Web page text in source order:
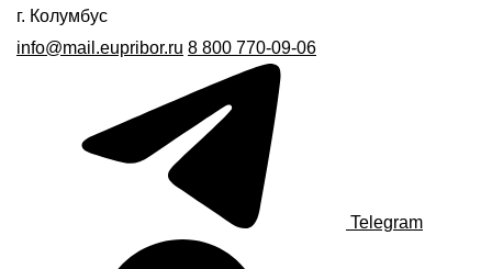
г. Колумбус
info@mail.eupribor.ru 8 800 770-09-06
Telegram